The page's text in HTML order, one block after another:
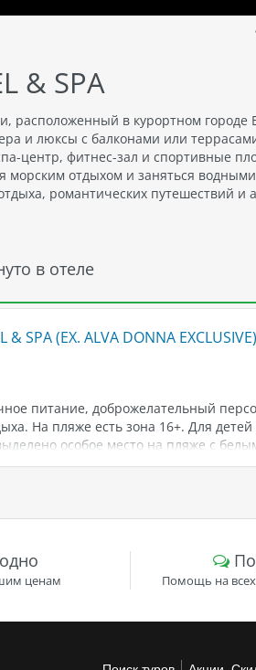
& SPA
расположенный в курортном городе
и люксы с балконами или
центр, фитнес-зал и спортивные
морским отдыхом и заняться
романтических путешествий и
в отеле
& SPA (EX. ALVA DONNA EXCLUSIVE)
питание, доброжелательный
На пляже есть зона 16+. Для детей
особое место на пляже с
ценам Помощь на всех